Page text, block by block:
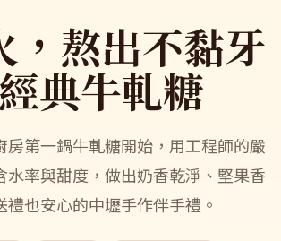
，熬出不黏牙
典牛軋糖
房第一鍋牛軋糖開始，用工程師的嚴
水率與甜度，做出奶香乾淨、堅果香
禮也安心的中壢手作伴手禮。